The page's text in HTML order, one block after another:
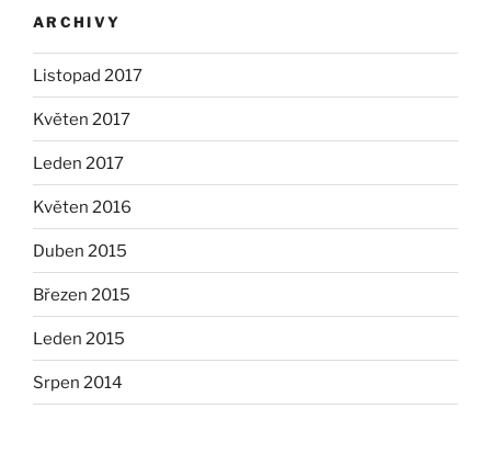
ARCHIVY
Listopad 2017
Květen 2017
Leden 2017
Květen 2016
Duben 2015
Březen 2015
Leden 2015
Srpen 2014